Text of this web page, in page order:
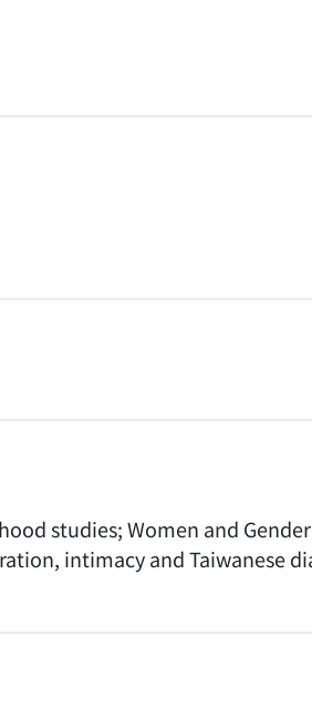
studies; Women and
intimacy and Taiwanese